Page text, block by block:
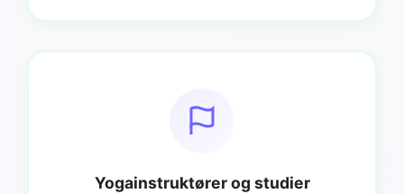
Yogainstruktører og studier